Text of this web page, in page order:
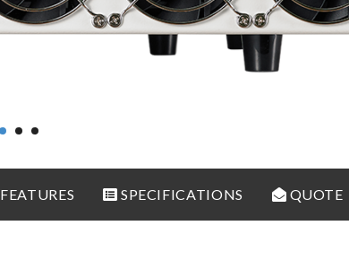
FEATURES SPECIFICATIONS QUOTE